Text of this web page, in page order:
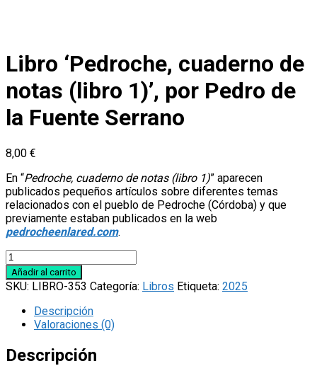
Libro ‘Pedroche, cuaderno de
notas (libro 1)’, por Pedro de
la Fuente Serrano
8,00 €
En “Pedroche, cuaderno de notas (libro 1)” aparecen
publicados pequeños artículos sobre diferentes temas
relacionados con el pueblo de Pedroche (Córdoba) y que
previamente estaban publicados en la web
pedrocheenlared.com.
Libro
'Pedroche,
cuaderno
notas
(libro
por
Pedro
Añadir al carrito
SKU: LIBRO-353 Categoría: Libros Etiqueta: 2025
Descripción
Valoraciones (0)
Descripción